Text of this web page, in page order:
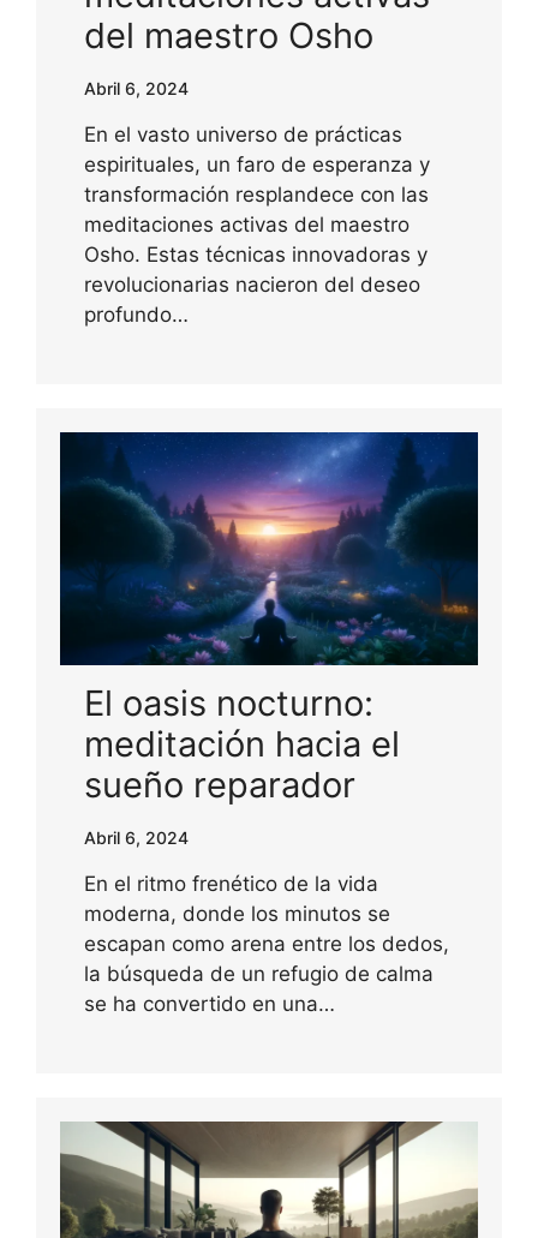
del maestro Osho
Abril 6, 2024
En el vasto universo de prácticas
espirituales, un faro de esperanza y
transformación resplandece con las
meditaciones activas del maestro
Osho. Estas técnicas innovadoras y
revolucionarias nacieron del deseo
profundo…
El oasis nocturno:
meditación hacia el
sueño reparador
Abril 6, 2024
En el ritmo frenético de la vida
moderna, donde los minutos se
escapan como arena entre los dedos,
la búsqueda de un refugio de calma
se ha convertido en una…